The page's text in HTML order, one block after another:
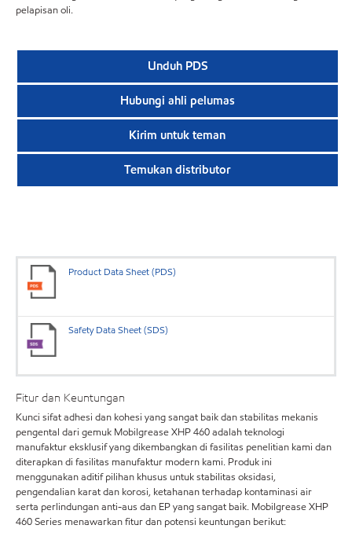
pelapisan oli.
Unduh PDS
Hubungi ahli pelumas
Kirim untuk teman
Temukan distributor
Product Data Sheet (PDS)
Safety Data Sheet (SDS)
Fitur dan Keuntungan
Kunci sifat adhesi dan kohesi yang sangat baik dan stabilitas mekanis
pengental dari gemuk Mobilgrease XHP 460 adalah teknologi
manufaktur eksklusif yang dikembangkan di fasilitas penelitian kami dan
diterapkan di fasilitas manufaktur modern kami. Produk ini
menggunakan aditif pilihan khusus untuk stabilitas oksidasi,
pengendalian karat dan korosi, ketahanan terhadap kontaminasi air
serta perlindungan anti-aus dan EP yang sangat baik. Mobilgrease XHP
460 Series menawarkan fitur dan potensi keuntungan berikut: